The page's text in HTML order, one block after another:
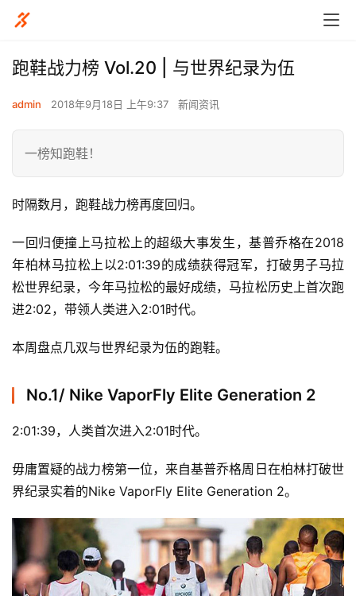
跑鞋战力榜 Vol.20 | 与世界纪录为伍
admin 2018年9月18日 上午9:37 新闻资讯
一榜知跑鞋！
时隔数月，跑鞋战力榜再度回归。
一回归便撞上马拉松上的超级大事发生，基普乔格在2018
年柏林马拉松上以2:01:39的成绩获得冠军，打破男子马拉
松世界纪录，今年马拉松的最好成绩，马拉松历史上首次跑
进2:02，带领人类进入2:01时代。
本周盘点几双与世界纪录为伍的跑鞋。
No.1/ Nike VaporFly Elite Generation 2
2:01:39，人类首次进入2:01时代。
毋庸置疑的战力榜第一位，来自基普乔格周日在柏林打破世
界纪录实着的Nike VaporFly Elite Generation 2。